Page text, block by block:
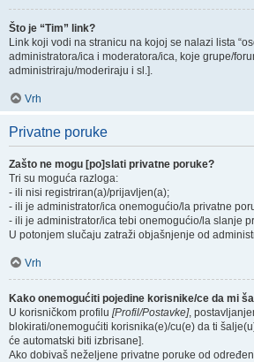
Što je “Tim” link?
Link koji vodi na stranicu na kojoj se nalazi lista
administratora/ica i moderatora/ica, koje grupe/
administriraju/moderiraju i sl.].
Vrh
Privatne poruke
Zašto ne mogu [po]slati privatne poruke?
Tri su moguća razloga:
- ili nisi registriran(a)/prijavljen(a);
- ili je administrator/ica onemogućio/la privatne
- ili je administrator/ica tebi onemogućio/la slanje
U potonjem slučaju zatraži objašnjenje od
Vrh
Kako onemogućiti pojedine korisnike/ce da mi
U korisničkom profilu [Profil/Postavke],
blokirati/onemogućiti korisnika(e)/cu(e) da ti
će automatski biti izbrisane].
Ako dobivaš neželjene privatne poruke od